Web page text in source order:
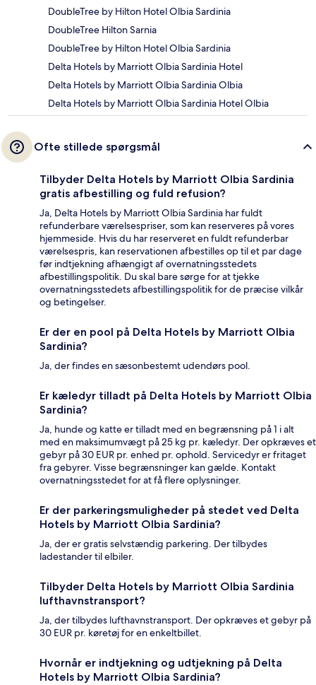
DoubleTree by Hilton Hotel Olbia Sardinia
DoubleTree Hilton Sarnia
DoubleTree by Hilton Hotel Olbia Sardinia
Delta Hotels by Marriott Olbia Sardinia Hotel
Delta Hotels by Marriott Olbia Sardinia Olbia
Delta Hotels by Marriott Olbia Sardinia Hotel Olbia
Ofte stillede spørgsmål
Tilbyder Delta Hotels by Marriott Olbia Sardinia
gratis afbestilling og fuld refusion?
Ja, Delta Hotels by Marriott Olbia Sardinia har fuldt
refunderbare værelsespriser, som kan reserveres på vores
hjemmeside. Hvis du har reserveret en fuldt refunderbar
værelsespris, kan reservationen afbestilles op til et par dage
før indtjekning afhængigt af overnatningsstedets
afbestillingspolitik. Du skal bare sørge for at tjekke
overnatningsstedets afbestillingspolitik for de præcise vilkår
og betingelser.
Er der en pool på Delta Hotels by Marriott Olbia
Sardinia?
Ja, der findes en sæsonbestemt udendørs pool.
Er kæledyr tilladt på Delta Hotels by Marriott Olbia
Sardinia?
Ja, hunde og katte er tilladt med en begrænsning på 1 i alt
med en maksimumvægt på 25 kg pr. kæledyr. Der opkræves et
gebyr på 30 EUR pr. enhed pr. ophold. Servicedyr er fritaget
fra gebyrer. Visse begrænsninger kan gælde. Kontakt
overnatningsstedet for at få flere oplysninger.
Er der parkeringsmuligheder på stedet ved Delta
Hotels by Marriott Olbia Sardinia?
Ja, der er gratis selvstændig parkering. Der tilbydes
ladestander til elbiler.
Tilbyder Delta Hotels by Marriott Olbia Sardinia
lufthavnstransport?
Ja, der tilbydes lufthavnstransport. Der opkræves et gebyr på
30 EUR pr. køretøj for en enkeltbillet.
Hvornår er indtjekning og udtjekning på Delta
Hotels by Marriott Olbia Sardinia?